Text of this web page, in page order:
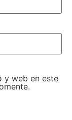
y web en este